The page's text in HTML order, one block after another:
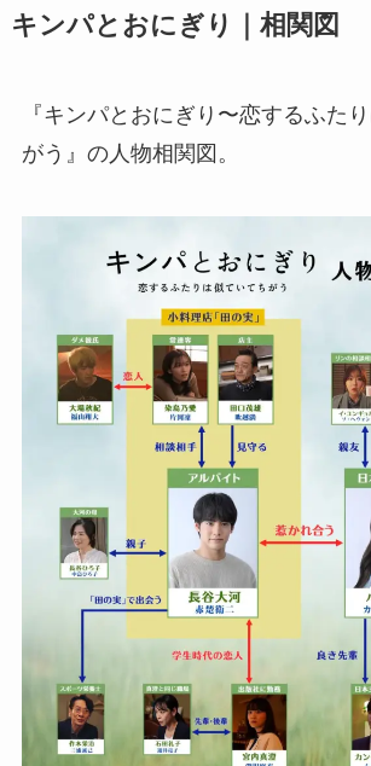
キンパとおにぎり｜相関図
『キンパとおにぎり〜恋するふた
がう』の人物相関図。